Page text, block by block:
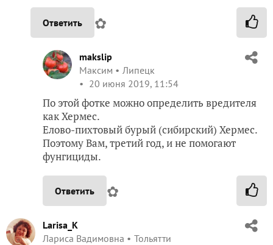
Ответить ✿
makslip
Максим
Липецк
20 июня 2019, 11:54
По этой фотке можно определить вредителя
как Хермес.
Елово-пихтовый бурый (сибирский) Хермес.
Поэтому Вам, третий год, и не помогают
фунгициды.
Ответить ✿
Larisa_K
Лариса Вадимовна
Тольятти